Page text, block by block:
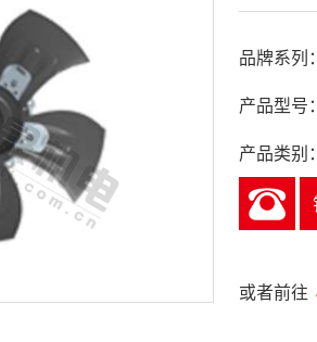
品牌系列
产品型号
产品类别
或者前往